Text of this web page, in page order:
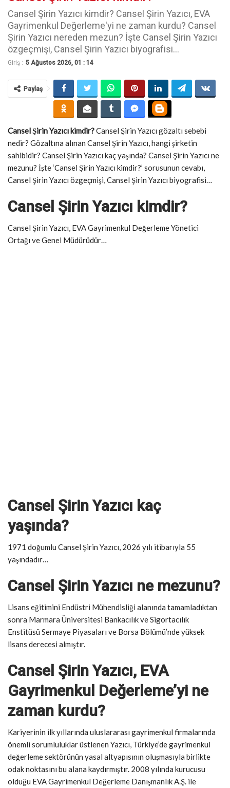
Cansel Şirin Yazıcı kimdir? Cansel Şirin Yazıcı, EVA
Gayrimenkul Değerleme'yi ne zaman kurdu? Cansel
Şirin Yazıcı nereden mezun? İşte Cansel Şirin Yazıcı
özgeçmişi, Cansel Şirin Yazıcı biyografisi...
Giriş : 5 Ağustos 2026, 01 : 14
Paylaş
Cansel Şirin Yazıcı kimdir?Cansel Şirin Yazıcı gözaltı sebebi
nedir? Gözaltına alınan Cansel Şirin Yazıcı, hangi şirketin
sahibidir? Cansel Şirin Yazıcı kaç yaşında? Cansel Şirin Yazıcı ne
mezunu? İşte ‘Cansel Şirin Yazıcı kimdir?’ sorusunun cevabı,
Cansel Şirin Yazıcı özgeçmişi, Cansel Şirin Yazıcı biyografisi…
Cansel Şirin Yazıcı kimdir?
Cansel Şirin Yazıcı, EVA Gayrimenkul Değerleme Yönetici
Ortağı ve Genel Müdürüdür…
Cansel Şirin Yazıcı kaç
yaşında?
1971 doğumlu Cansel Şirin Yazıcı, 2026 yılı itibarıyla 55
yaşındadır…
Cansel Şirin Yazıcı ne mezunu?
Lisans eğitimini Endüstri Mühendisliği alanında tamamladıktan
sonra Marmara Üniversitesi Bankacılık ve Sigortacılık
Enstitüsü Sermaye Piyasaları ve Borsa Bölümü’nde yüksek
lisans derecesi almıştır.
Cansel Şirin Yazıcı, EVA
Gayrimenkul Değerleme’yi ne
zaman kurdu?
Kariyerinin ilk yıllarında uluslararası gayrimenkul firmalarında
önemli sorumluluklar üstlenen Yazıcı, Türkiye’de gayrimenkul
değerleme sektörünün yasal altyapısının oluşmasıyla birlikte
odak noktasını bu alana kaydırmıştır. 2008 yılında kurucusu
olduğu EVA Gayrimenkul Değerleme Danışmanlık A.Ş. ile